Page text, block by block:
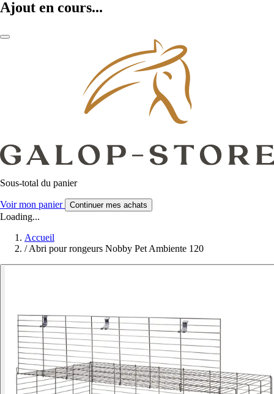
Ajout en cours...
Sous-total du panier
Voir mon panier Continuer mes achats
Loading...
Accueil
/ Abri pour rongeurs Nobby Pet Ambiente 120